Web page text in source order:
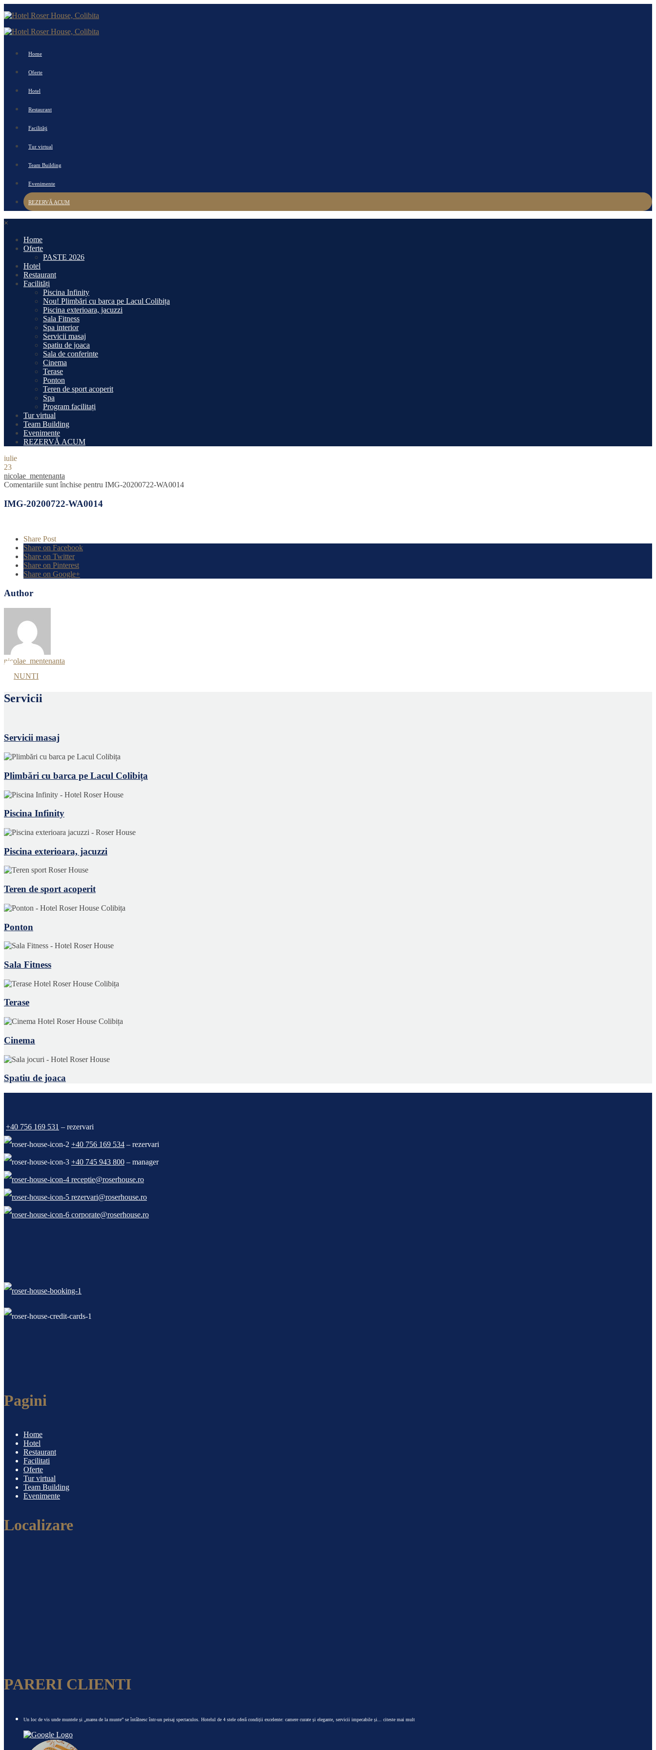
Home
Oferte
Hotel
Restaurant
Facilități
Tur virtual
Team Building
Evenimente
REZERVĂ ACUM
×
Home
Oferte
PASTE 2026
Hotel
Restaurant
Facilități
Piscina Infinity
Nou! Plimbări cu barca pe Lacul Colibița
Piscina exterioara, jacuzzi
Sala Fitness
Spa interior
Servicii masaj
Spatiu de joaca
Sala de conferinte
Cinema
Terase
Ponton
Teren de sport acoperit
Spa
Program facilitați
Tur virtual
Team Building
Evenimente
REZERVĂ ACUM
iulie
23
nicolae_mentenanta
Comentariile sunt închise pentru IMG-20200722-WA0014
IMG-20200722-WA0014
Share Post
Share on Facebook
Share on Twitter
Share on Pinterest
Share on Google+
Author
nicolae_mentenanta
NUNTI
Servicii
Servicii masaj
Plimbări cu barca pe Lacul Colibița
Piscina Infinity
Piscina exterioara, jacuzzi
Teren de sport acoperit
Ponton
Sala Fitness
Terase
Cinema
Spatiu de joaca
+40 756 169 531 – rezervari
+40 756 169 534 – rezervari
+40 745 943 800 – manager
receptie@roserhouse.ro
rezervari@roserhouse.ro
corporate@roserhouse.ro
Pagini
Home
Hotel
Restaurant
Facilitati
Oferte
Tur virtual
Team Building
Evenimente
Localizare
PARERI CLIENTI
Un loc de vis unde muntele și „marea de la munte” se întâlnesc într-un peisaj spectaculos. Hotelul de 4 stele oferă condiții excelente: camere curate și elegante, servicii impecabile și ... citeste mai mult